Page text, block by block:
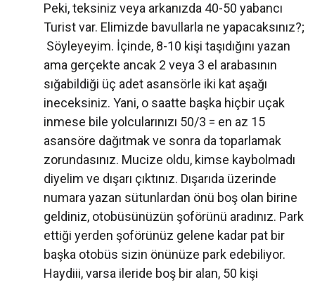
Peki, teksiniz veya arkanızda 40-50 yabancı
Turist var. Elimizde bavullarla ne yapacaksınız?;
Söyleyeyim. İçinde, 8-10 kişi taşıdığını yazan
ama gerçekte ancak 2 veya 3 el arabasının
sığabildiği üç adet asansörle iki kat aşağı
ineceksiniz. Yani, o saatte başka hiçbir uçak
inmese bile yolcularınızı 50/3 = en az 15
asansöre dağıtmak ve sonra da toparlamak
zorundasınız. Mucize oldu, kimse kaybolmadı
diyelim ve dışarı çıktınız. Dışarıda üzerinde
numara yazan sütunlardan önü boş olan birine
geldiniz, otobüsünüzün şoförünü aradınız. Park
ettiği yerden şoförünüz gelene kadar pat bir
başka otobüs sizin önünüze park edebiliyor.
Haydiii, varsa ileride boş bir alan, 50 kişi